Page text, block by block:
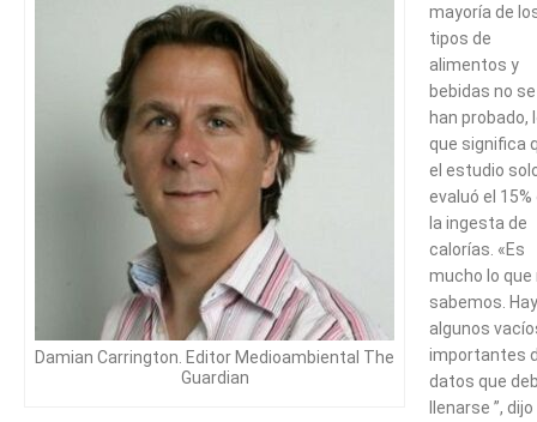
Damian Carrington. Editor Medioambiental The
Guardian
mayoría de
tipos de
alimentos y
bebidas no se
han probado,
que significa
el estudio
evaluó el 15%
la ingesta de
calorías. «Es
mucho lo que
sabemos. Hay
algunos
importantes
datos que
llenarse ”, dijo